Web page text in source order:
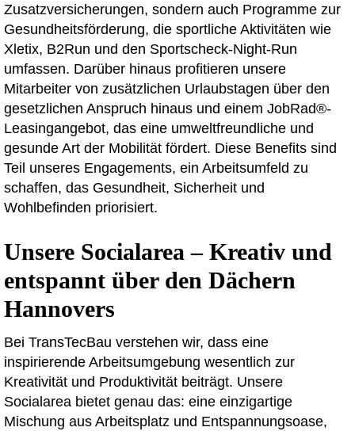
Zusatzversicherungen, sondern auch Programme zur
Gesundheitsförderung, die sportliche Aktivitäten wie
Xletix, B2Run und den Sportscheck-Night-Run
umfassen. Darüber hinaus profitieren unsere
Mitarbeiter von zusätzlichen Urlaubstagen über den
gesetzlichen Anspruch hinaus und einem JobRad®-
Leasingangebot, das eine umweltfreundliche und
gesunde Art der Mobilität fördert. Diese Benefits sind
Teil unseres Engagements, ein Arbeitsumfeld zu
schaffen, das Gesundheit, Sicherheit und
Wohlbefinden priorisiert.
Unsere Socialarea – Kreativ und
entspannt über den Dächern
Hannovers
Bei TransTecBau verstehen wir, dass eine
inspirierende Arbeitsumgebung wesentlich zur
Kreativität und Produktivität beiträgt. Unsere
Socialarea bietet genau das: eine einzigartige
Mischung aus Arbeitsplatz und Entspannungsoase,